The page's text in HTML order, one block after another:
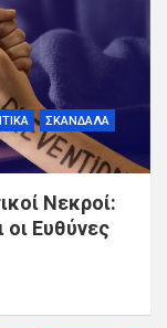
ΣΚΑΝΔΑΛΑ
Νεκροί:
Ευθύνες